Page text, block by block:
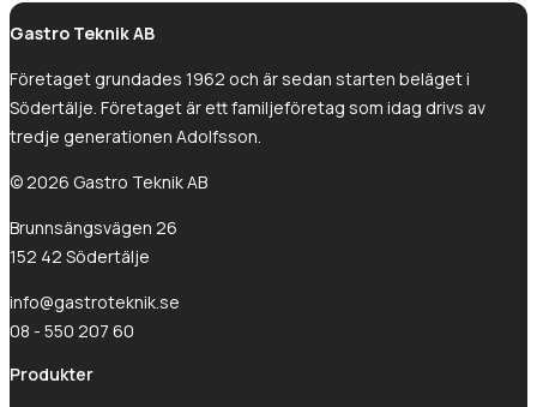
Gastro Teknik AB
Företaget grundades 1962 och är sedan starten beläget i
Södertälje. Företaget är ett familjeföretag som idag drivs av
tredje generationen Adolfsson.
© 2026 Gastro Teknik AB
Brunnsängsvägen 26
152 42 Södertälje
info@gastroteknik.se
08 - 550 207 60
Produkter